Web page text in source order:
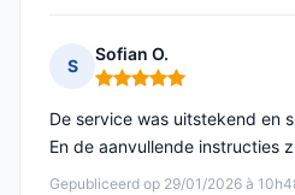
S
Sofian O.
Opmerking: 5 van 5
Gepubliceerd op 29/01/2026 à
De service was uitstekend en
En de aanvullende instructies